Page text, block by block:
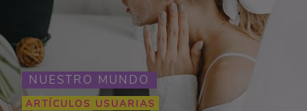
NUESTRO MUNDO
ARTÍCULOS USUARIAS